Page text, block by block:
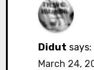
Didut says:
March 24,